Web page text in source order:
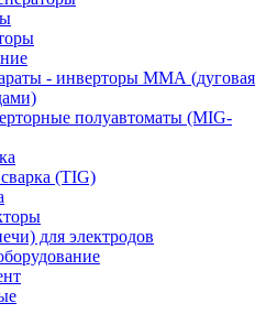
- инверторы ММА (дуговая
полуавтоматы (MIG-
(TIG)
для электродов